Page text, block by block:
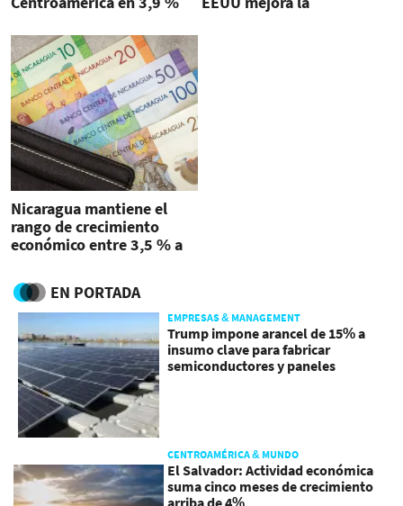
Nicaragua mantiene el
rango de crecimiento
económico entre 3,5 % a
EN PORTADA
EMPRESAS & MANAGEMENT
Trump impone arancel de 15% a
insumo clave para fabricar
semiconductores y paneles
CENTROAMÉRICA & MUNDO
El Salvador: Actividad económica
suma cinco meses de crecimiento